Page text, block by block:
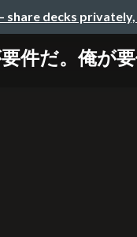
share decks
件だ。俺が